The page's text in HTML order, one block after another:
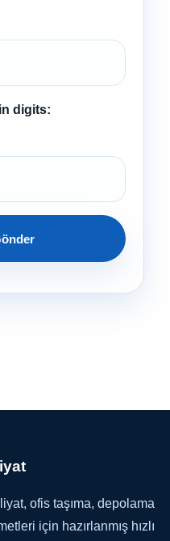
digits:
ofis taşıma, depolama
için hazırlanmış hızlı